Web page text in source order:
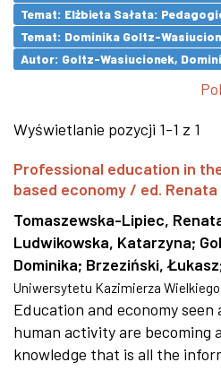
Temat: Elżbieta Sałata:
Temat: Dominika Goltz-
Autor: Goltz-Wasiucionek,
Wyświetlanie pozycji 1-1 z 1
Professional education in
based economy / ed.
Tomaszewska-Lipiec,
Ludwikowska, Katarzyna;
Dominika; Brzeziński, Łukasz
Uniwersytetu Kazimierza Wielkiego
Education and economy
human activity are becoming
knowledge that is all the